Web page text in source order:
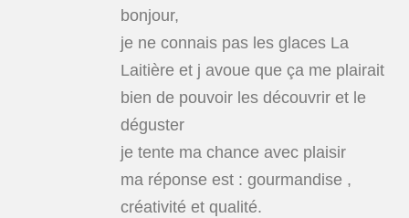
bonjour,
je ne connais pas les glaces La
Laitière et j avoue que ça me plairait
bien de pouvoir les découvrir et le
déguster
je tente ma chance avec plaisir
ma réponse est : gourmandise ,
créativité et qualité.